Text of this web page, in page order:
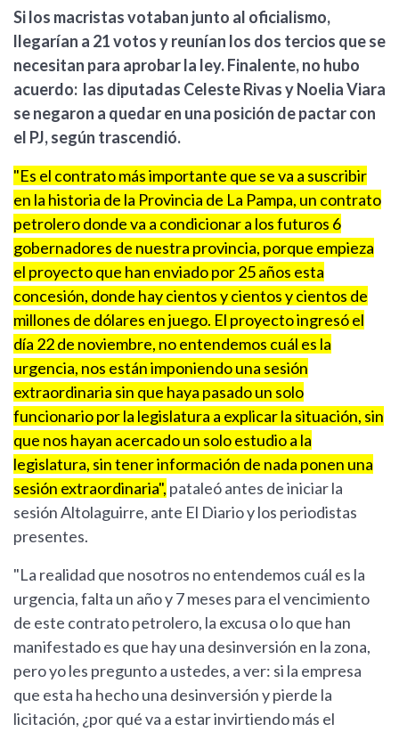
Si los macristas votaban junto al oficialismo,
llegarían a 21 votos y reunían los dos tercios que se
necesitan para aprobar la ley. Finalente, no hubo
acuerdo: las diputadas Celeste Rivas y Noelia Viara
se negaron a quedar en una posición de pactar con
el PJ, según trascendió.
"Es el contrato más importante que se va a suscribir
en la historia de la Provincia de La Pampa, un contrato
petrolero donde va a condicionar a los futuros 6
gobernadores de nuestra provincia, porque empieza
el proyecto que han enviado por 25 años esta
concesión, donde hay cientos y cientos y cientos de
millones de dólares en juego. El proyecto ingresó el
día 22 de noviembre, no entendemos cuál es la
urgencia, nos están imponiendo una sesión
extraordinaria sin que haya pasado un solo
funcionario por la legislatura a explicar la situación, sin
que nos hayan acercado un solo estudio a la
legislatura, sin tener información de nada ponen una
sesión extraordinaria", pataleó antes de iniciar la
sesión Altolaguirre, ante El Diario y los periodistas
presentes.
"La realidad que nosotros no entendemos cuál es la
urgencia, falta un año y 7 meses para el vencimiento
de este contrato petrolero, la excusa o lo que han
manifestado es que hay una desinversión en la zona,
pero yo les pregunto a ustedes, a ver: si la empresa
que esta ha hecho una desinversión y pierde la
licitación, ¿por qué va a estar invirtiendo más el